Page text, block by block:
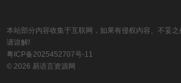
本站部分内容收集于互联网，如果有侵权内容、不妥
请谅解!
粤ICP备2025452707号-11
© 2026 易语言资源网